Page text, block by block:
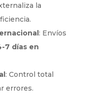
la
: Envíos
7 días en
: Control total
errores.